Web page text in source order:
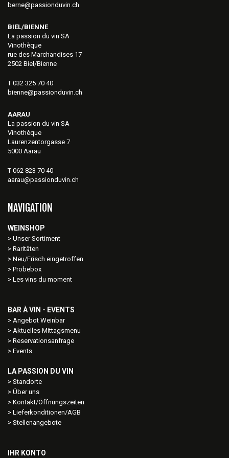
berne@passionduvin.ch
BIEL/BIENNE
La passion du vin SA
Vinothèque
rue des Marchandises 17
2502 Biel/Bienne
T 032 325 70 40
bienne@passionduvin.ch
AARAU
La passion du vin SA
Vinothèque
Laurenzentorgasse 7
5000 Aarau
T 062 823 70 40
aarau@passionduvin.ch
NAVIGATION
WEINSHOP
Unser Sortiment
Raritäten
Neu/Frisch eingetroffen
Probebox
Les vins du moment
BAR À VIN - EVENTS
Angebot Weinbar
Aktuelles Mittagsmenu
Reservationsanfrage
Events
LA PASSION DU VIN
Standorte
Über uns
Kontakt/Öffnungszeiten
Lieferkonditionen/AGB
Stellenangebote
IHR KONTO